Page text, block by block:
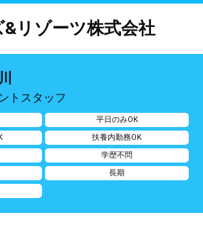
リゾーツ株式会社
トスタッフ
平日のみOK
扶養内勤務OK
学歴不問
長期